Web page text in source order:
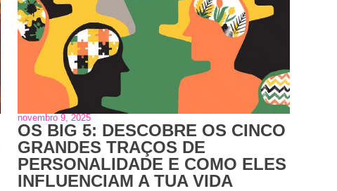
novembro 9, 2025
OS BIG 5: DESCOBRE OS CINCO
GRANDES TRAÇOS DE
PERSONALIDADE E COMO ELES
INFLUENCIAM A TUA VIDA